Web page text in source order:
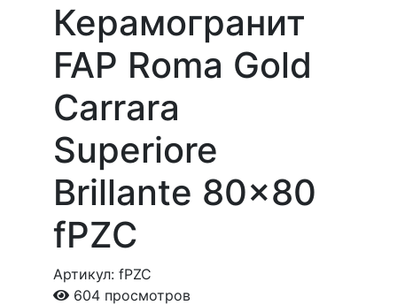
Керамогранит
FAP Roma Gold
Carrara
Superiore
Brillante 80x80
fPZC
Артикул: fPZC
604 просмотров